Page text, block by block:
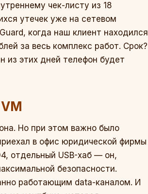
чек-листу из 18
утечек уже на сетевом
когда наш клиент находился
за весь комплекс работ. Срок?
из этих дней телефон будет
Но при этом важно было
в офис юридической фирмы
отдельный USB-хаб — он,
безопасности.
работающим data-каналом. И